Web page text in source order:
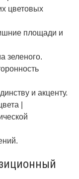
цветовых
площади и
зеленого.
и акценту.
|